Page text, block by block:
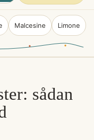
Malcesine Limone
sådan